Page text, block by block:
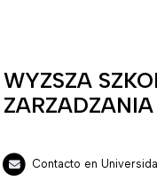
WYZSZA
ZARZADZANIA
Contacto en